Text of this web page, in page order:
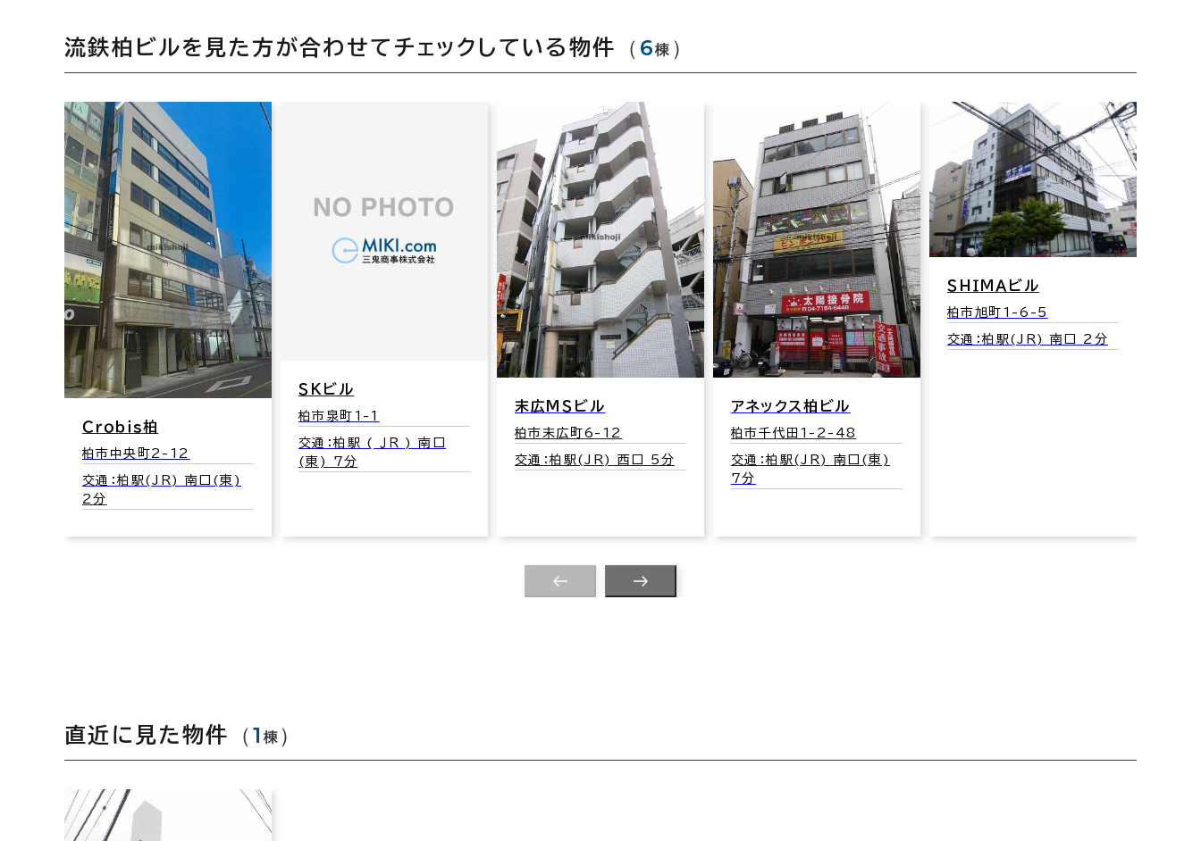
流鉄柏ビルを見た方が合わせてチェックしている物件 （ 6棟 ）
Ｃｒｏｂｉｓ柏
柏市中央町2-12
交通：柏駅(JR) 南口(東)
2分
ＳＫビル
柏市泉町1-1
交通：柏駅 ( ＪＲ ) 南口
(東) 7分
末広ＭＳビル
柏市末広町6-12
交通：柏駅(JR) 西口 5分
アネックス柏ビル
柏市千代田1-2-48
交通：柏駅(JR) 南口(東)
7分
ＳＨＩＭＡビル
柏市旭町1-6-5
交通：柏駅(JR) 南口 2分
直近に見た物件 （1 棟 ）